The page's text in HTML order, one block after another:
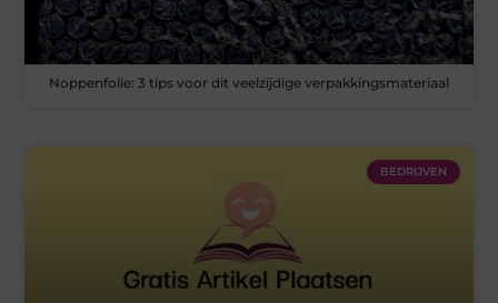
Noppenfolie: 3 tips voor dit veelzijdige verpakkingsmateriaal
BEDRIJVEN